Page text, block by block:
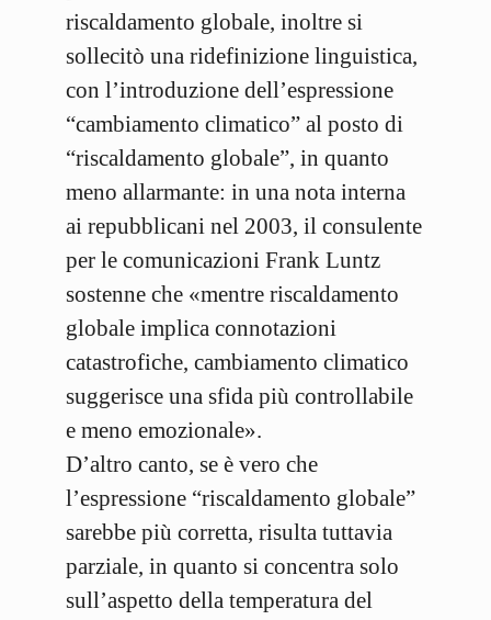
riscaldamento globale, inoltre si
sollecitò una ridefinizione linguistica,
con l’introduzione dell’espressione
“cambiamento climatico” al posto di
“riscaldamento globale”, in quanto
meno allarmante: in una nota interna
ai repubblicani nel 2003, il consulente
per le comunicazioni Frank Luntz
sostenne che «mentre riscaldamento
globale implica connotazioni
catastrofiche, cambiamento climatico
suggerisce una sfida più controllabile
e meno emozionale».
D’altro canto, se è vero che
l’espressione “riscaldamento globale”
sarebbe più corretta, risulta tuttavia
parziale, in quanto si concentra solo
sull’aspetto della temperatura del